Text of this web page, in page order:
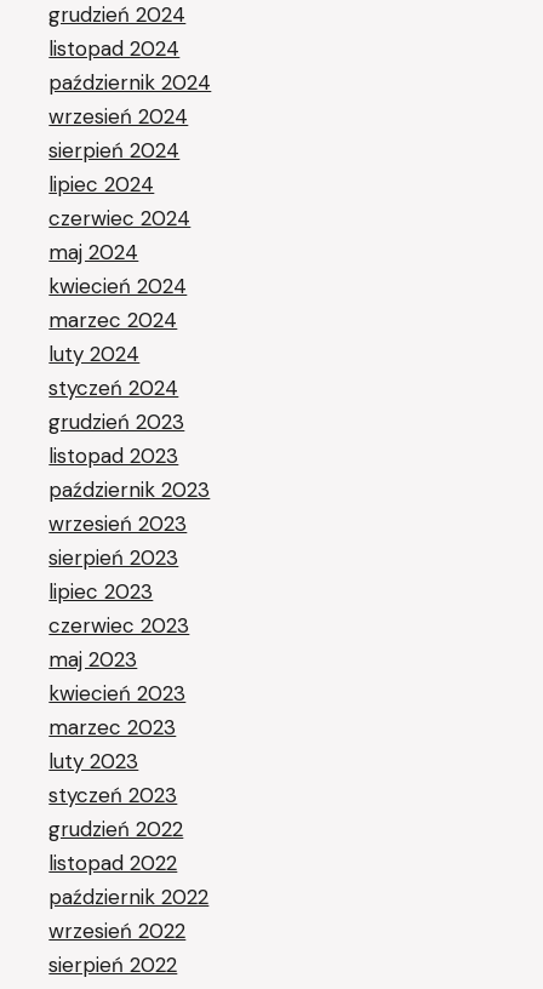
grudzień 2024
listopad 2024
październik 2024
wrzesień 2024
sierpień 2024
lipiec 2024
czerwiec 2024
maj 2024
kwiecień 2024
marzec 2024
luty 2024
styczeń 2024
grudzień 2023
listopad 2023
październik 2023
wrzesień 2023
sierpień 2023
lipiec 2023
czerwiec 2023
maj 2023
kwiecień 2023
marzec 2023
luty 2023
styczeń 2023
grudzień 2022
listopad 2022
październik 2022
wrzesień 2022
sierpień 2022